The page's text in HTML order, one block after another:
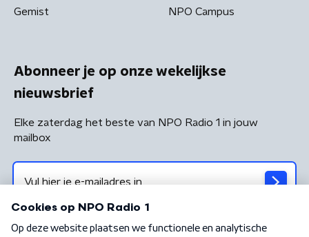
Gemist NPO Campus
Abonneer je op onze wekelijkse
nieuwsbrief
Elke zaterdag het beste van NPO Radio 1 in jouw
mailbox